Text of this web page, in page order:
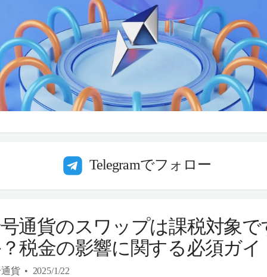
Telegramでフォロー
通貨のスワップは課税対象で
税金の影響に関する必須ガイ
貨 2025/1/22